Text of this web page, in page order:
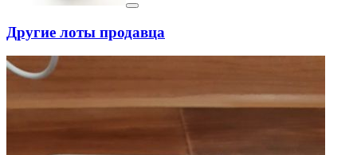
Другие лоты продавца